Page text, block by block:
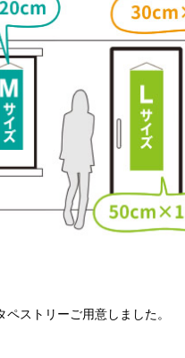
ストリーご用意しました。